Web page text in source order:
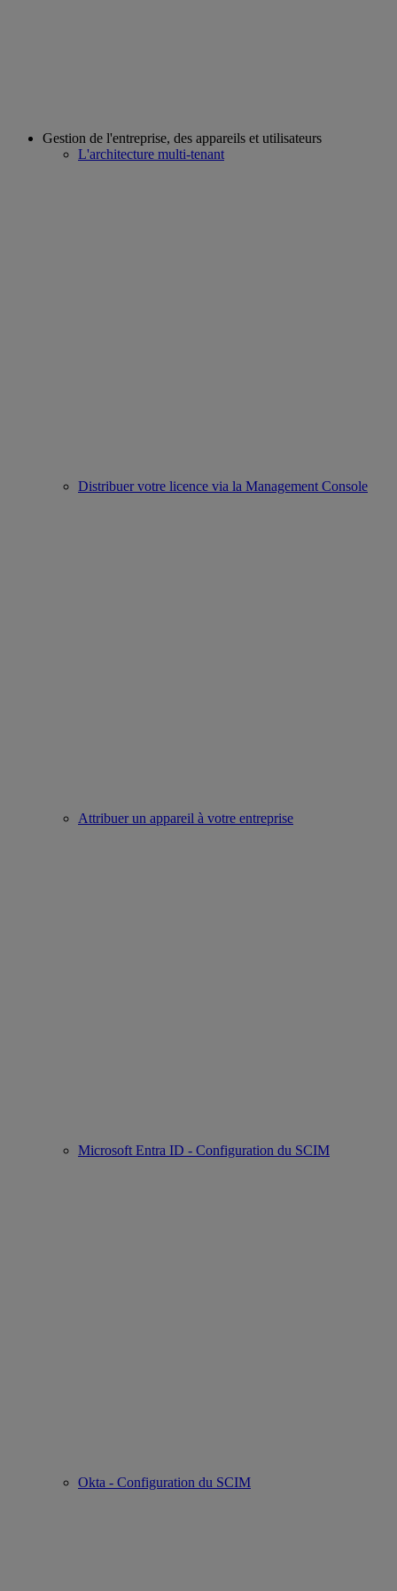
Gestion de l'entreprise, des appareils et utilisateurs
L'architecture multi-tenant
Distribuer votre licence via la Management Console
Attribuer un appareil à votre entreprise
Microsoft Entra ID - Configuration du SCIM
Okta - Configuration du SCIM